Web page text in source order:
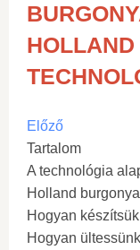
HOLLAND
Előző
Tartalom
A technológia
Holland
Hogyan
Hogyan